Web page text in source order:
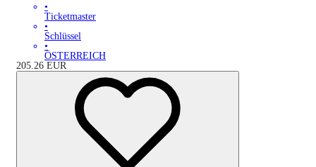
•
Ticketmaster
•
Schlüssel
•
ÖSTERREICH
205.26 EUR